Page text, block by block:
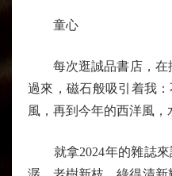
童心
每次逛誠品書店，在擺
過來，磁石般吸引着我
風，再到今年的西洋風
就拿2024年的雜誌來